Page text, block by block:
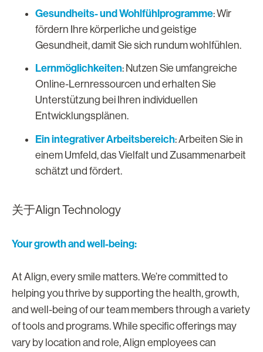
Gesundheits- und Wohlfühlprogramme: Wir
fördern Ihre körperliche und geistige
Gesundheit, damit Sie sich rundum wohlfühlen.
Lernmöglichkeiten: Nutzen Sie umfangreiche
Online-Lernressourcen und erhalten Sie
Unterstützung bei Ihren individuellen
Entwicklungsplänen.
Ein integrativer Arbeitsbereich: Arbeiten Sie in
einem Umfeld, das Vielfalt und Zusammenarbeit
schätzt und fördert.
关于Align Technology
Your growth and well-being:
At Align, every smile matters. We’re committed to
helping you thrive by supporting the health, growth,
and well-being of our team members through a variety
of tools and programs. While specific offerings may
vary by location and role, Align employees can